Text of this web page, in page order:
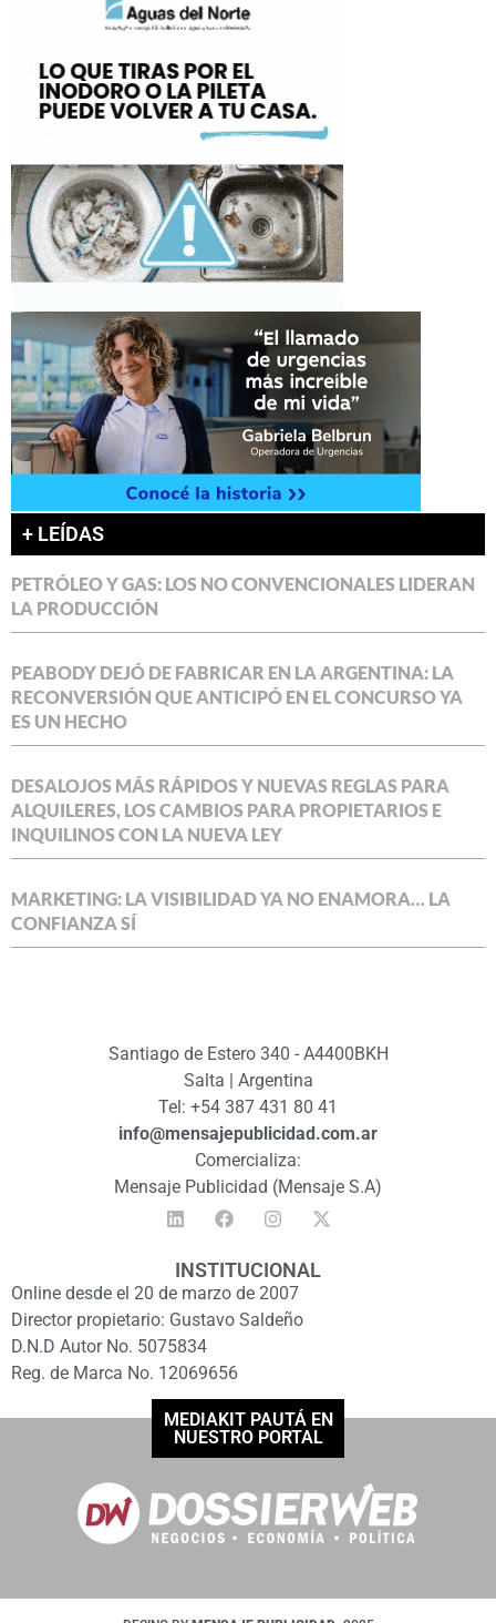
+ LEÍDAS
PETRÓLEO Y GAS: LOS NO CONVENCIONALES LIDERAN
LA PRODUCCIÓN
PEABODY DEJÓ DE FABRICAR EN LA ARGENTINA: LA
RECONVERSIÓN QUE ANTICIPÓ EN EL CONCURSO YA
ES UN HECHO
DESALOJOS MÁS RÁPIDOS Y NUEVAS REGLAS PARA
ALQUILERES, LOS CAMBIOS PARA PROPIETARIOS E
INQUILINOS CON LA NUEVA LEY
MARKETING: LA VISIBILIDAD YA NO ENAMORA… LA
CONFIANZA SÍ
Santiago de Estero 340 - A4400BKH
Salta | Argentina
Tel: +54 387 431 80 41
info@mensajepublicidad.com.ar
Comercializa:
Mensaje Publicidad (Mensaje S.A)
INSTITUCIONAL
Online desde el 20 de marzo de 2007
Director propietario: Gustavo Saldeño
D.N.D Autor No. 5075834
Reg. de Marca No. 12069656
MEDIAKIT PAUTÁ EN
NUESTRO PORTAL